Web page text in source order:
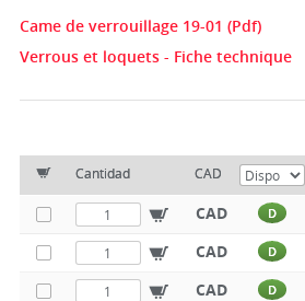
Came de verrouillage 19-01 (Pdf)
Verrous et loquets - Fiche technique
Cantidad CAD
CAD D
CAD D
CAD D